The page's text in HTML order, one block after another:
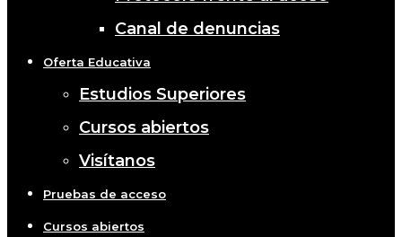
Canal de denuncias
Oferta Educativa
Estudios Superiores
Cursos abiertos
Visítanos
Pruebas de acceso
Cursos abiertos